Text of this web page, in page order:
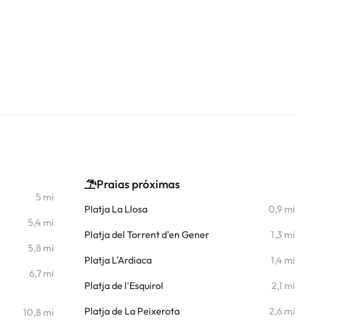
5 mi
5,4 mi
5,8 mi
6,7 mi
10,8 mi
Praias próximas
Platja La Llosa 0,9 mi
Platja del Torrent d'en Gener 1,3 mi
Platja L'Ardiaca 1,4 mi
Platja de l'Esquirol 2,1 mi
Platja de La Peixerota 2,6 mi